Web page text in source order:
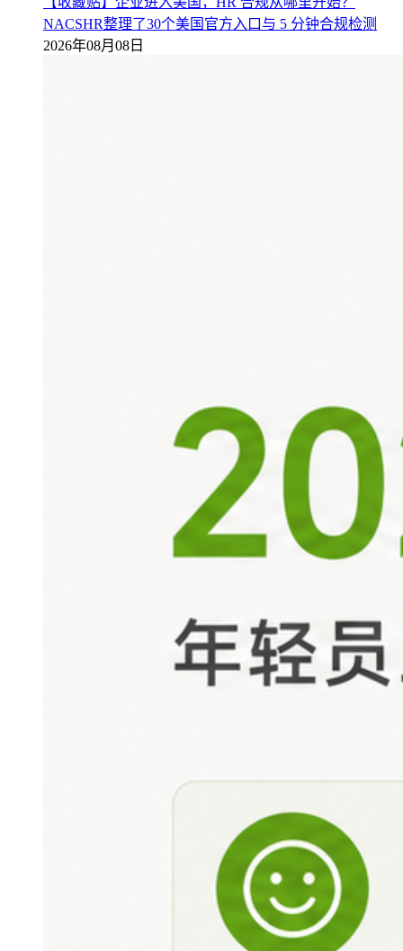
NACSHR整理了30个美国官方入口与 5 分钟合规检测
2026年08月08日